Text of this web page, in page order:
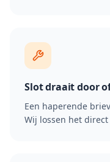
Slot draait door
Een haperende
Wij lossen het direct